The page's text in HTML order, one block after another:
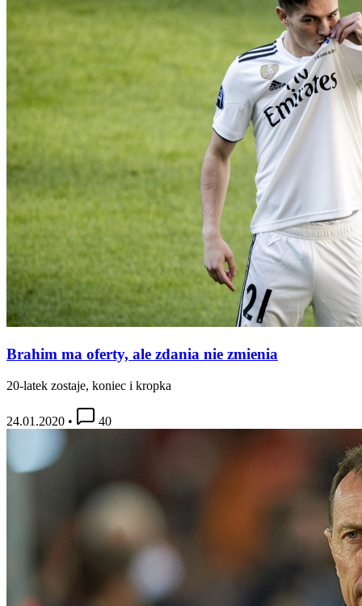
Brahim ma oferty, ale zdania nie zmienia
20-latek zostaje, koniec i kropka
24.01.2020 • 40